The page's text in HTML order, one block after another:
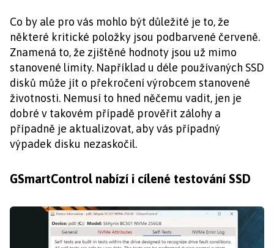
Co by ale pro vás mohlo být důležité je to, že
některé kritické položky jsou podbarvené červeně.
Znamená to, že zjištěné hodnoty jsou už mimo
stanovené limity. Například u déle používaných SSD
disků může jít o překročení výrobcem stanovené
životnosti. Nemusí to hned něčemu vadit, jen je
dobré v takovém případě prověřit zálohy a
případně je aktualizovat, aby vás případný
výpadek disku nezaskočil.
GSmartControl nabízí i cílené testování SSD